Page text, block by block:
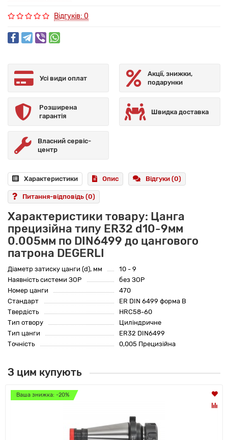
Відгуків: 0
Усі види оплат
Акції, знижки,
подарунки
Розширена
гарантія
Швидка доставка
Власний сервіс-
центр
Характеристики Опис Відгуки (0)
Питання-відповідь (0)
Характеристики товару: Цанга
прецизійна типу ER32 d10-9мм
0.005мм по DIN6499 до цангового
патрона DEGERLI
Діаметр затиску цанги (d), мм
10 - 9
Наявність системи ЗОР
без ЗОР
Номер цанги
470
Стандарт
ER DIN 6499 форма B
Твердість
HRC58-60
Тип отвору
Циліндричне
Тип цанги
ER32 DIN6499
Точність
0,005 Прецизійна
З цим купують
Ваша знижка: -20%